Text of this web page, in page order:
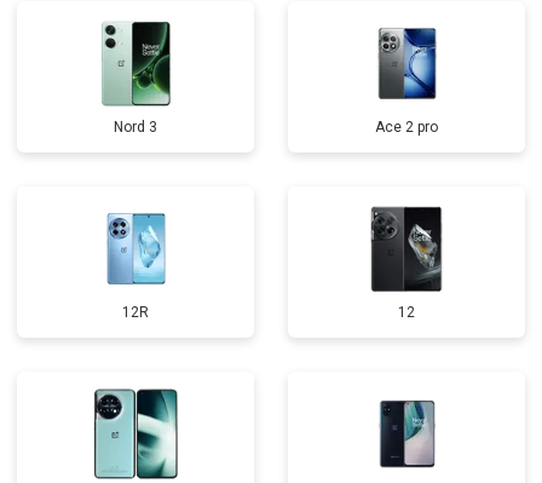
Nord 3 Ace 2 pro
12R 12